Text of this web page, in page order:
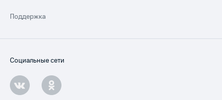
Поддержка
Социальные сети